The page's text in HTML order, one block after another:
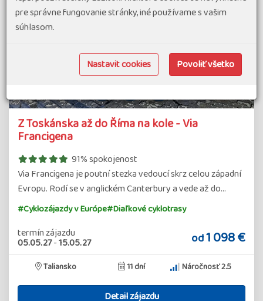
Z Toskánska až do Říma na kole - Via
Francigena
91% spokojenost
Via Francigena je poutní stezka vedoucí skrz celou západní
Evropu. Rodí se v anglickém Canterbury a vede až do…
#Cyklozájazdy v Európe#Diaľkové cyklotrasy
termín zájazdu
05.05.27-15.05.27 od1 098 €
Taliansko 11 dní Náročnosť 2.5
Detail zájazdu
Detail
zájazdu
pre správne fungovanie stránky, iné používame s vašim
súhlasom.
Nastavit cookies Povoliť všetko